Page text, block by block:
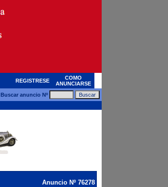
REGISTRESE
COMO
ANUNCIARSE
Buscar anuncio Nº
Anuncio Nº 76278